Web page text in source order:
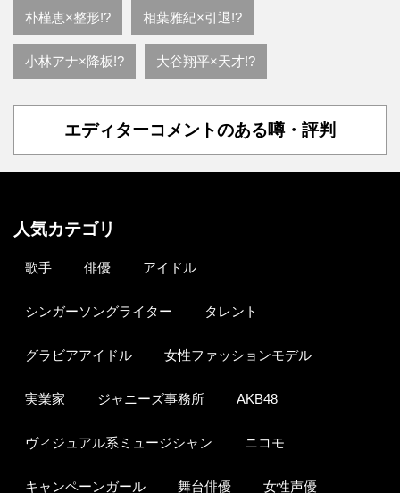
朴槿恵×整形!? 相葉雅紀×引退!?
小林アナ×降板!? 大谷翔平×天才!?
エディターコメントのある噂・評判
人気カテゴリ
歌手 俳優 アイドル
シンガーソングライター タレント
グラビアアイドル 女性ファッションモデル
実業家 ジャニーズ事務所 AKB48
ヴィジュアル系ミュージシャン ニコモ
キャンペーンガール 舞台俳優 女性声優